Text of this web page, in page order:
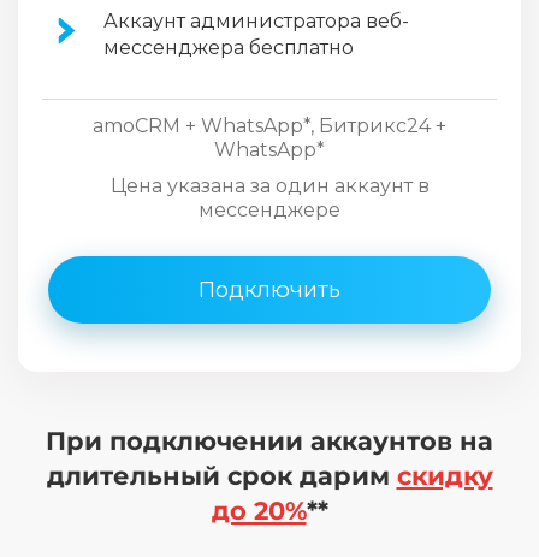
Аккаунт администратора веб-
мессенджера бесплатно
amoCRM + WhatsApp*, Битрикс24 +
WhatsApp*
Цена указана за один аккаунт в
мессенджере
Подключить
При подключении аккаунтов на
длительный срок дарим скидку
до 20%**